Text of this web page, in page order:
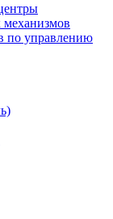
механизмов
по управлению